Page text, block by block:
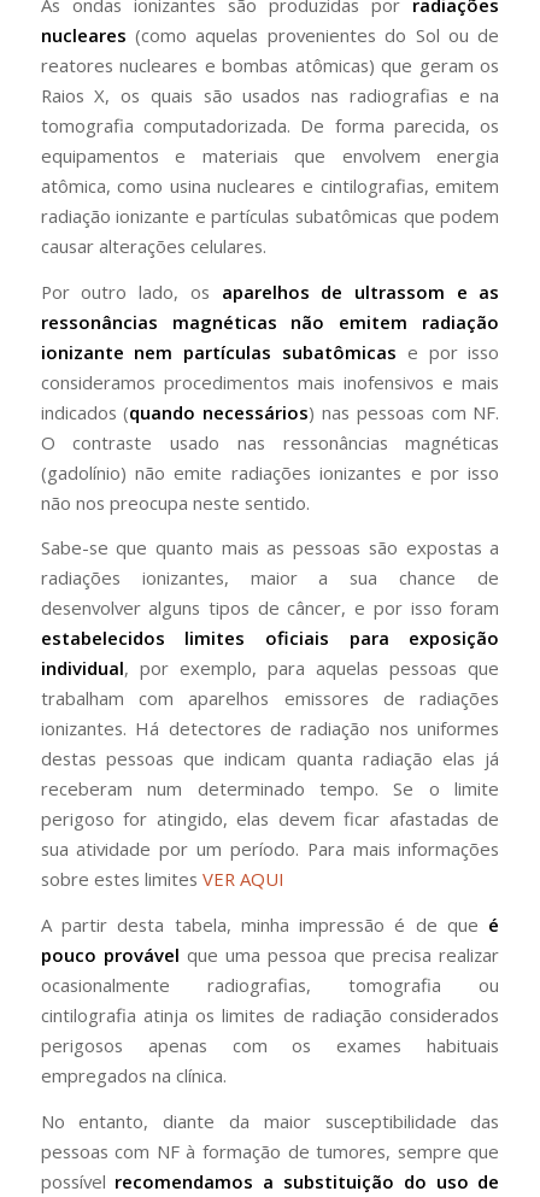
As ondas ionizantes são produzidas por radiações
nucleares (como aquelas provenientes do Sol ou de
reatores nucleares e bombas atômicas) que geram os
Raios X, os quais são usados nas radiografias e na
tomografia computadorizada. De forma parecida, os
equipamentos e materiais que envolvem energia
atômica, como usina nucleares e cintilografias, emitem
radiação ionizante e partículas subatômicas que podem
causar alterações celulares.
Por outro lado, os aparelhos de ultrassom e as
ressonâncias magnéticas não emitem radiação
ionizante nem partículas subatômicas e por isso
consideramos procedimentos mais inofensivos e mais
indicados (quando necessários) nas pessoas com NF.
O contraste usado nas ressonâncias magnéticas
(gadolínio) não emite radiações ionizantes e por isso
não nos preocupa neste sentido.
Sabe-se que quanto mais as pessoas são expostas a
radiações ionizantes, maior a sua chance de
desenvolver alguns tipos de câncer, e por isso foram
estabelecidos limites oficiais para exposição
individual, por exemplo, para aquelas pessoas que
trabalham com aparelhos emissores de radiações
ionizantes. Há detectores de radiação nos uniformes
destas pessoas que indicam quanta radiação elas já
receberam num determinado tempo. Se o limite
perigoso for atingido, elas devem ficar afastadas de
sua atividade por um período. Para mais informações
sobre estes limites VER AQUI
A partir desta tabela, minha impressão é de que é
pouco provável que uma pessoa que precisa realizar
ocasionalmente radiografias, tomografia ou
cintilografia atinja os limites de radiação considerados
perigosos apenas com os exames habituais
empregados na clínica.
No entanto, diante da maior susceptibilidade das
pessoas com NF à formação de tumores, sempre que
possível recomendamos a substituição do uso de